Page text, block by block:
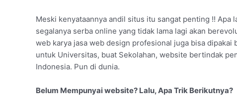
Meski kenyataannya andil situs itu sangat penting !! Apa
segalanya serba online yang tidak lama lagi akan
web karya jasa web design profesional juga bisa dipakai
untuk Universitas, buat Sekolahan, website bertindak
Indonesia. Pun di dunia.
Belum Mempunyai website? Lalu, Apa Trik Berikutnya?